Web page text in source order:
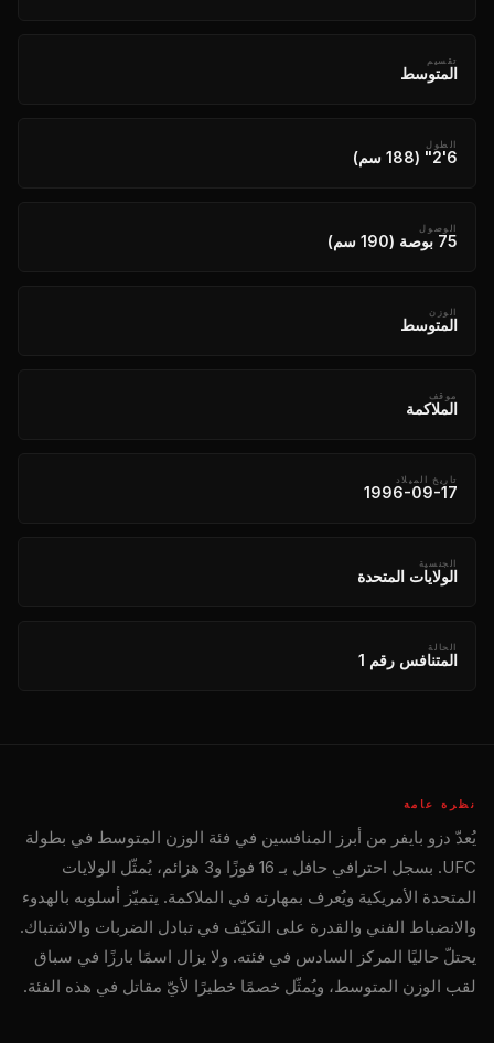
تقسيم
المتوسط
الطول
6'2" (188 سم)
الوصول
75 بوصة (190 سم)
الوزن
المتوسط
موقف
الملاكمة
تاريخ الميلاد
1996-09-17
الجنسية
الولايات المتحدة
الحالة
المتنافس رقم 1
نظرة عامة
يُعدّ دزو بايفر من أبرز المنافسين في فئة الوزن المتوسط ​​في بطولة
UFC. بسجل احترافي حافل بـ 16 فوزًا و3 هزائم، يُمثّل الولايات
المتحدة الأمريكية ويُعرف بمهارته في الملاكمة. يتميّز أسلوبه بالهدوء
والانضباط الفني والقدرة على التكيّف في تبادل الضربات والاشتباك.
يحتلّ حاليًا المركز السادس في فئته. ولا يزال اسمًا بارزًا في سباق
لقب الوزن المتوسط، ويُمثّل خصمًا خطيرًا لأيّ مقاتل في هذه الفئة.